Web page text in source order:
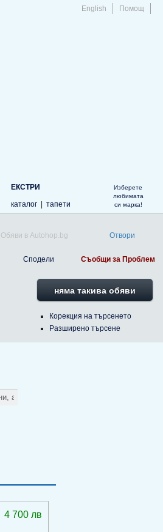
English Помощ
ЕКСТРИ
каталог
тапети
Изберете
любимата
си марка!
Обяви в Autohop.bg Отвори
Сподели Съобщи за Проблем
няма такива обяви
Корекция на търсенето
Разширено търсене
4 700 лв